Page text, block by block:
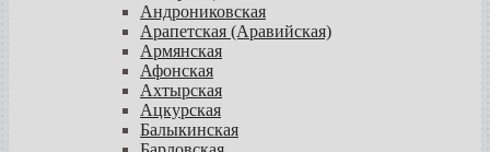
Андрониковская
Арапетская (Аравийская)
Армянская
Афонская
Ахтырская
Ацкурская
Балыкинская